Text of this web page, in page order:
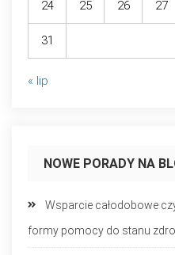
24 25 26 27
31
« lip
NOWE PORADY NA
Wsparcie całodobowe
formy pomocy do stanu